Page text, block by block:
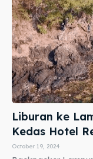
Liburan ke
Kedas Hotel
October 19, 2024